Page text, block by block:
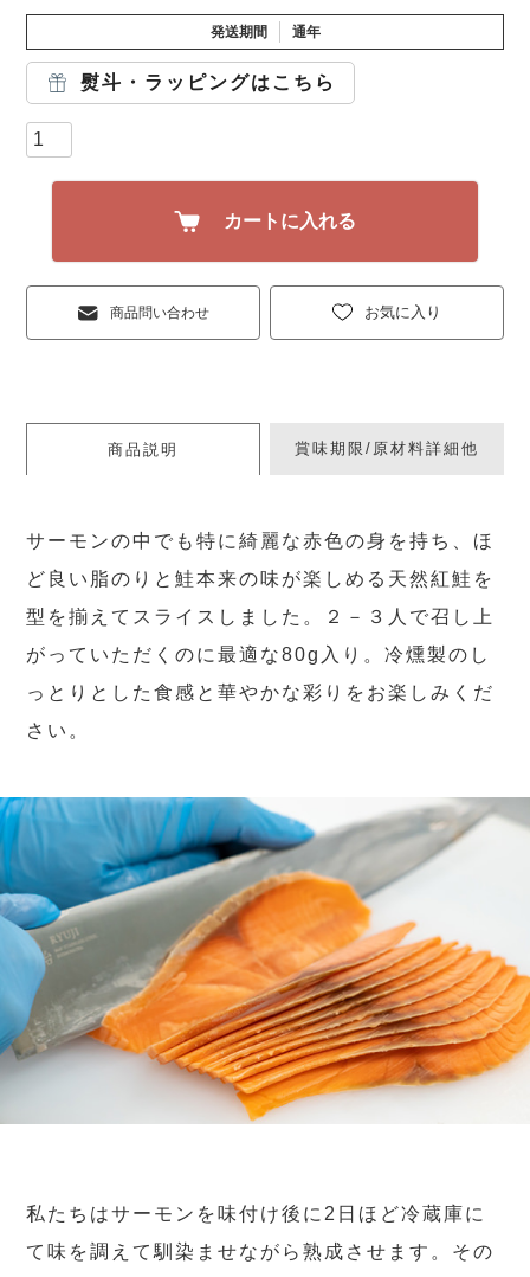
発送期間 通年
熨斗・ラッピングはこちら
お気に入り
カートに入れる
商品問い合わせ
商品説明 賞味期限/原材料詳細他
サーモンの中でも特に綺麗な赤色の身を持ち、ほ
ど良い脂のりと鮭本来の味が楽しめる天然紅鮭を
型を揃えてスライスしました。２－３人で召し上
がっていただくのに最適な80g入り。冷燻製のし
っとりとした食感と華やかな彩りをお楽しみくだ
さい。
私たちはサーモンを味付け後に2日ほど冷蔵庫に
て味を調えて馴染ませながら熟成させます。その